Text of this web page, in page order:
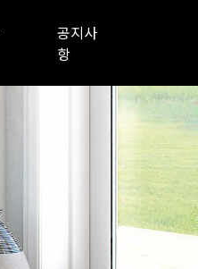
공지사
항